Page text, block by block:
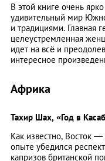
В этой книге очень
удивительный мир
и традициями. Главная
целеустремленная
идет на всё и
интересное
Африка
Тахир Шах, «Год в
Как известно, Восток
опыте убедился
капризов британской